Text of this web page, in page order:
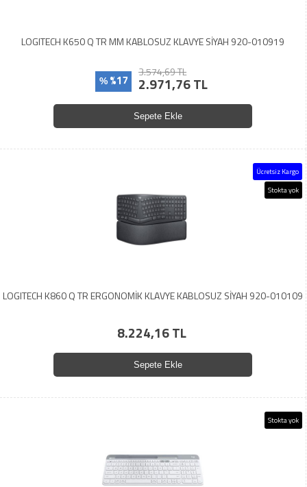
LOGITECH K650 Q TR MM KABLOSUZ KLAVYE SİYAH 920-010919
% %17
3.574,69 TL
2.971,76 TL
Sepete Ekle
Ücretsiz Kargo
Stokta yok
LOGITECH K860 Q TR ERGONOMİK KLAVYE KABLOSUZ SİYAH 920-010109
8.224,16 TL
Sepete Ekle
Stokta yok